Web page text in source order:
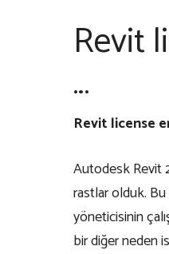
Revit
…
Revit license
Autodesk Revit
rastlar olduk.
yöneticisinin
bir diğer neden